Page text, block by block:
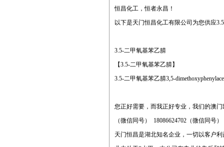
恒昌化工，恒者永昌！
以下是天门恒昌化工有限公司为您供应
3.5-二甲氧基苯乙腈
【3.5-二甲氧基苯乙腈】
3.5-二甲氧基苯乙腈3,5-
您正好需要，而我正好专业，我们的澳
（微信同号） 18086624702（微信同号
天门恒昌是湖北知名企业，一切以客户